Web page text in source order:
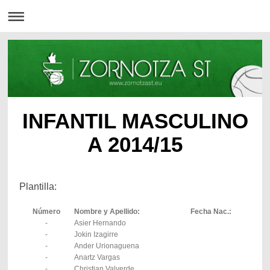
INFANTIL MASCULINO
A 2014/15
Plantilla:
Número Nombre y Apellido: Fecha Nac.:
-
Asier Hernando
-
Jokin Izagirre
-
Ander Urionaguena
-
Anartz Vargas